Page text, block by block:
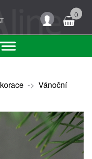
0
-> Vánoční